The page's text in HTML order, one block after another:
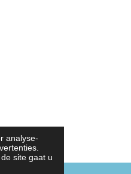
analyse-
site gaat u